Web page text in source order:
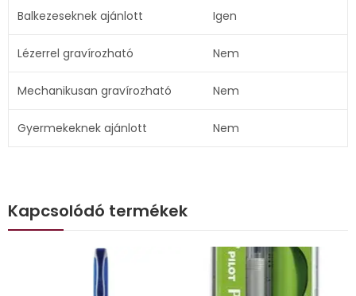
Balkezeseknek ajánlott Igen
Lézerrel gravírozható Nem
Mechanikusan gravírozható Nem
Gyermekeknek ajánlott Nem
Kapcsolódó termékek